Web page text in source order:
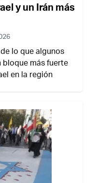
y un Irán más
lo que algunos
bloque más fuerte
en la región